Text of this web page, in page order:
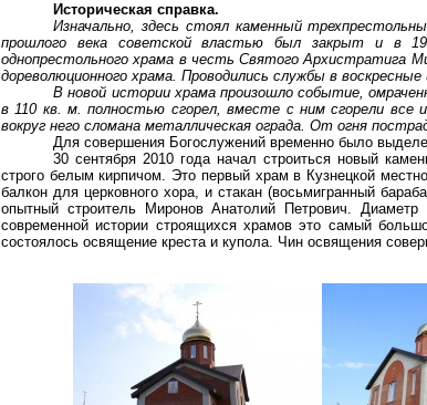
Историческая справка.
Изначально, здесь стоял каменный
прошлого века советской властью был закрыт и в
однопрестольного храма в честь Святого Архистратига
дореволюционного храма. Проводились службы в воскресные
В новой истории храма произошло событие,
в110 кв. м. полностью сгорел, вместе с ним сгорели все
вокруг него сломана металлическая ограда. От огня
Для совершения Богослужений временно было
30 сентября 2010 года начал строиться новый
строго белым кирпичом. Это первый храм в Кузнецкой
балкон для церковного хора, и стакан (восьмигранный
опытный строитель Миронов Анатолий Петрович.
современной истории строящихся храмов это самый
состоялось освящение креста и купола. Чин освящения